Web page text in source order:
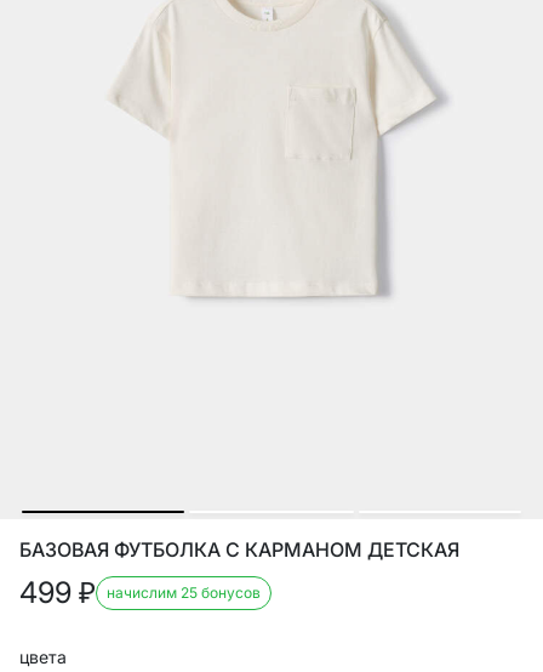
БАЗОВАЯ ФУТБОЛКА С КАРМАНОМ ДЕТСКАЯ
499 ₽ начислим 25 бонусов
цвета